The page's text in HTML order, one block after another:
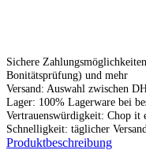
Sichere
Bonitätsprüfung) und mehr
Versand: Auswahl zwischen
Lager: 100% Lagerware bei
Vertrauenswürdigkeit: Chop it
Schnelligkeit: täglicher
Produktbeschreibung